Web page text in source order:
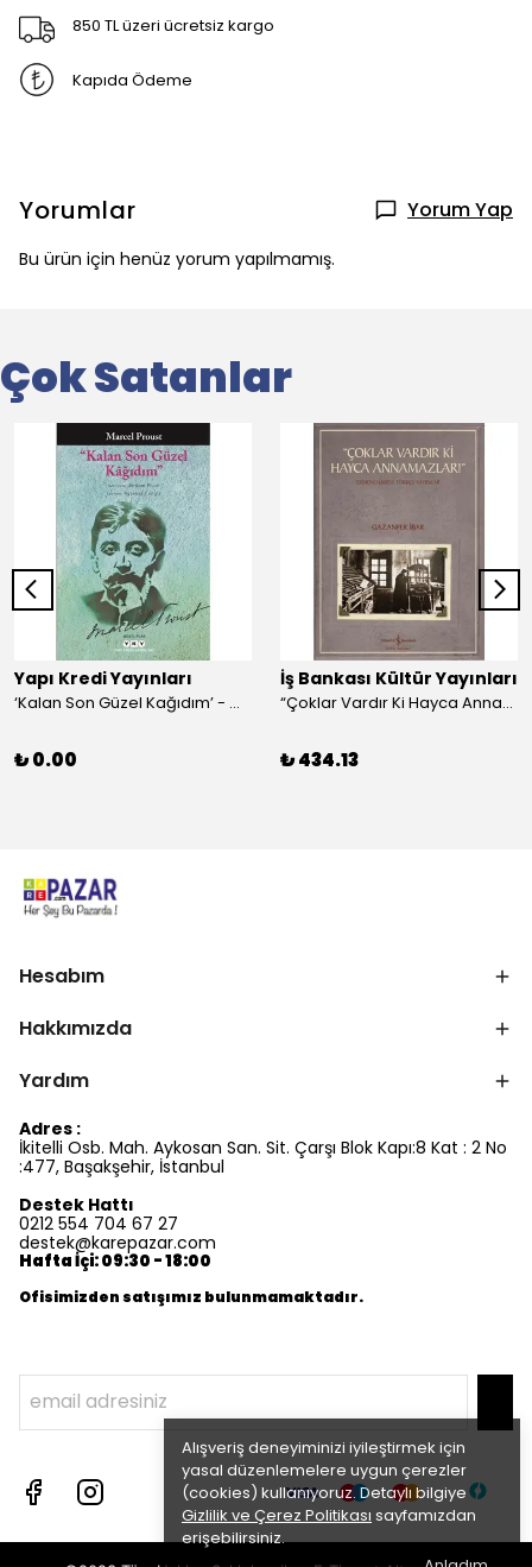
Alışveriş deneyiminizi iyileştirmek için
yasal düzenlemelere uygun çerezler
(cookies) kullanıyoruz. Detaylı bilgiye
Gizlilik ve Çerez Politikası sayfamızdan
erişebilirsiniz.
850 TL üzeri ücretsiz kargo
Kapıda Ödeme
Yorumlar Yorum Yap
Bu ürün için henüz yorum yapılmamış.
Çok Satanlar
Yapı Kredi Yayınları
‘Kalan Son Güzel Kağıdım’ - Marcel Proust
₺ 0.00
İş Bankası Kültür Yayınları
“Çoklar Vardır Ki Hayca Annamazlar!” - Gazanfer İbar
₺ 434.13
Hesabım
Hakkımızda
Yardım
Adres :
İkitelli Osb. Mah. Aykosan San. Sit. Çarşı Blok Kapı:8 Kat : 2 No
:477, Başakşehir, İstanbul
Destek Hattı
0212 554 704 67 27
destek@karepazar.com
Hafta İçi: 09:30 - 18:00
Ofisimizden satışımız bulunmamaktadır.